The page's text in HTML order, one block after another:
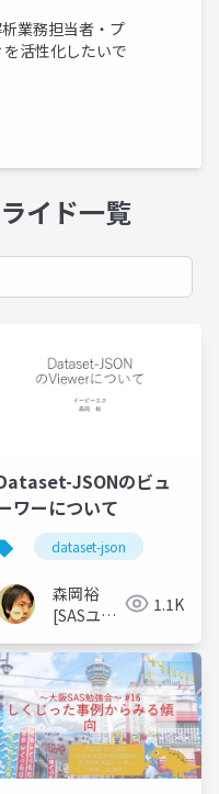
業務担当者・プ
活性化したいで
イド一覧
JSONのビュ
ワーについて
dataset-json
森岡裕
[SASユー
世話人]
1.1K